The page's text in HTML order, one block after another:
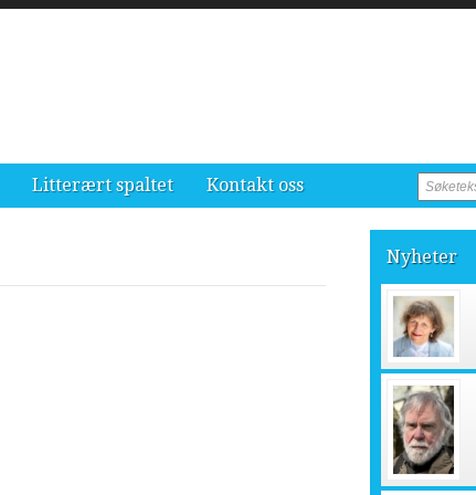
Litterært spaltet Kontakt oss
Nyheter